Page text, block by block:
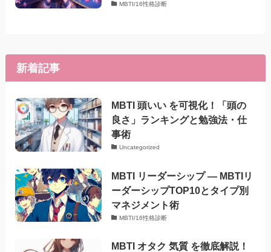
MBTI/16性格診断
新着記事
MBTI 頭いい を可視化！「頭の
良さ」ランキングと勉強法・仕
事術
Uncategorized
MBTI リーダーシップ — MBTIリ
ーダーシップTOP10とタイプ別
マネジメント術
MBTI/16性格診断
MBTI オタク 気質 を徹底解説！